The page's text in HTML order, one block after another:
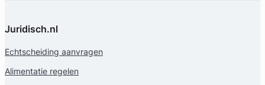
Gratis intake
Juridisch.nl
Echtscheiding aanvragen
Alimentatie regelen